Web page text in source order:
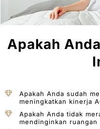
Apakah
Apakah Anda sudah
meningkatkan kinerja
Apakah Anda tidak
mendinginkan ruangan